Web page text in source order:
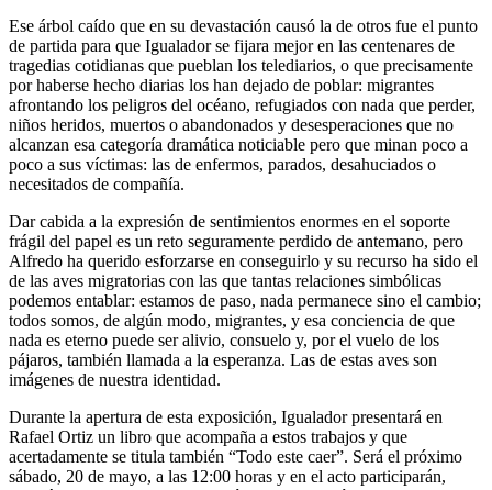
Ese árbol caído que en su devastación causó la de otros fue el punto
de partida para que Igualador se fijara mejor en las centenares de
tragedias cotidianas que pueblan los telediarios, o que precisamente
por haberse hecho diarias los han dejado de poblar: migrantes
afrontando los peligros del océano, refugiados con nada que perder,
niños heridos, muertos o abandonados y desesperaciones que no
alcanzan esa categoría dramática noticiable pero que minan poco a
poco a sus víctimas: las de enfermos, parados, desahuciados o
necesitados de compañía.
Dar cabida a la expresión de sentimientos enormes en el soporte
frágil del papel es un reto seguramente perdido de antemano, pero
Alfredo ha querido esforzarse en conseguirlo y su recurso ha sido el
de las aves migratorias con las que tantas relaciones simbólicas
podemos entablar: estamos de paso, nada permanece sino el cambio;
todos somos, de algún modo, migrantes, y esa conciencia de que
nada es eterno puede ser alivio, consuelo y, por el vuelo de los
pájaros, también llamada a la esperanza. Las de estas aves son
imágenes de nuestra identidad.
Durante la apertura de esta exposición, Igualador presentará en
Rafael Ortiz un libro que acompaña a estos trabajos y que
acertadamente se titula también “Todo este caer”. Será el próximo
sábado, 20 de mayo, a las 12:00 horas y en el acto participarán,